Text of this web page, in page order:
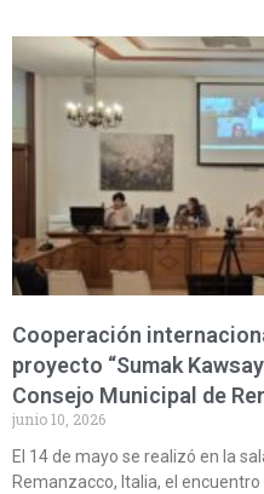
Cooperación
proyecto “Sumak
Consejo Municipal de
junio 10, 2026
El 14 de mayo se realizó en la
Remanzacco, Italia, el